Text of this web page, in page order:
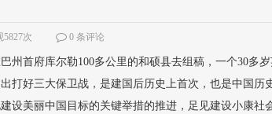
次 0 条评论
州首府库尔勒100多公里的和硕县去组稿，一个30多
打好三大保卫战，是建国后历史上首次，也是中国历
设美丽中国目标的关键举措的推进，足见建设小康